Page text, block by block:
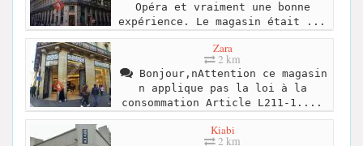
Opéra et vraiment une bonne
expérience. Le magasin était ...
Zara
2 km
Bonjour,nAttention ce magasin
n applique pas la loi à la
consommation Article L211-1....
Kiabi
2 km